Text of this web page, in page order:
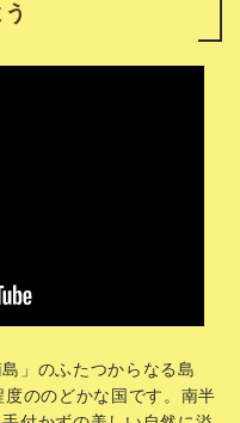
」のふたつからなる島
ののどかな国です。南半